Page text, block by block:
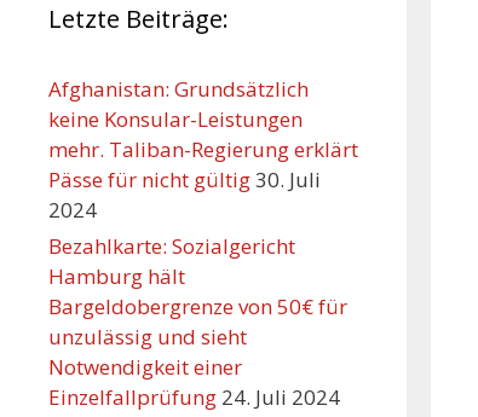
Letzte Beiträge:
Afghanistan: Grundsätzlich
keine Konsular-Leistungen
mehr. Taliban-Regierung erklärt
Pässe für nicht gültig30. Juli
2024
Bezahlkarte: Sozialgericht
Hamburg hält
Bargeldobergrenze von 50€ für
unzulässig und sieht
Notwendigkeit einer
Einzelfallprüfung 24. Juli 2024